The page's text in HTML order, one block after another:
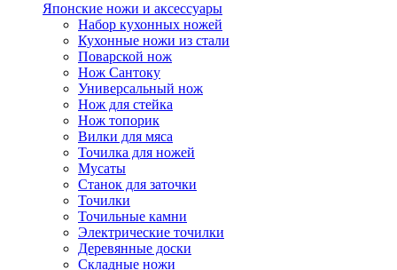
Японские ножи и аксессуары
Набор кухонных ножей
Кухонные ножи из стали
Поварской нож
Нож Сантоку
Универсальный нож
Нож для стейка
Нож топорик
Вилки для мяса
Точилка для ножей
Мусаты
Станок для заточки
Точилки
Точильные камни
Электрические точилки
Деревянные доски
Складные ножи